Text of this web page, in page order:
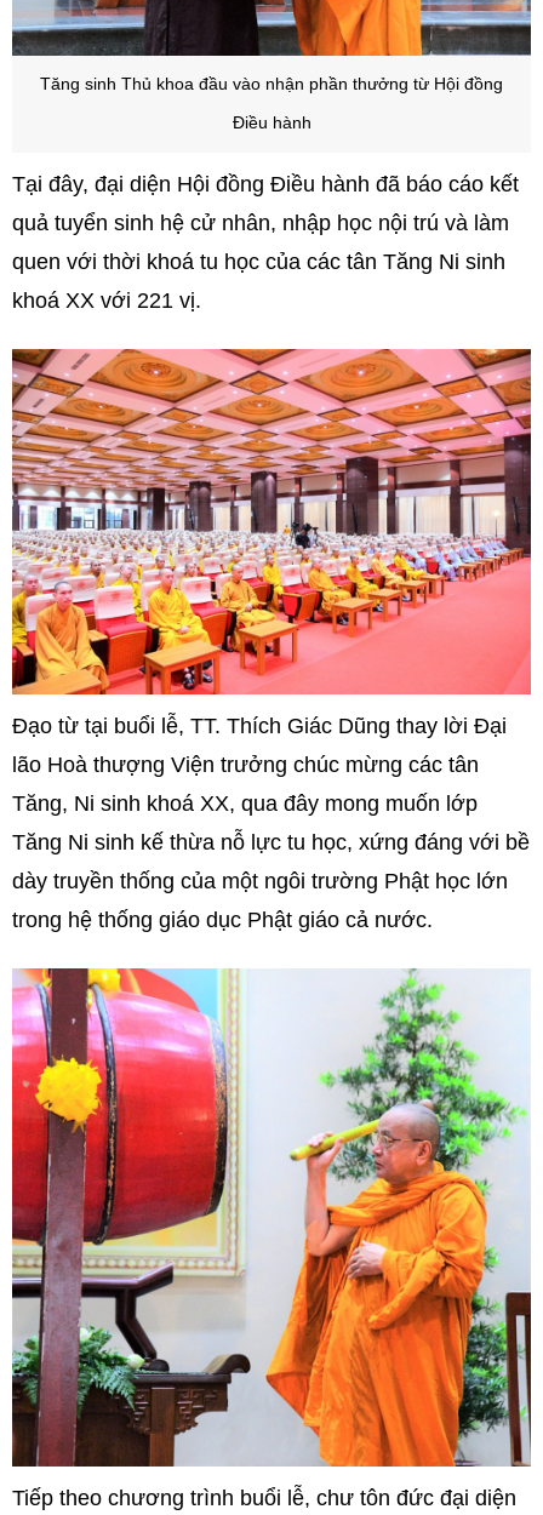
Tăng sinh Thủ khoa đầu vào nhận phần thưởng từ Hội đồng
Điều hành
Tại đây, đại diện Hội đồng Điều hành đã báo cáo kết
quả tuyển sinh hệ cử nhân, nhập học nội trú và làm
quen với thời khoá tu học của các tân Tăng Ni sinh
khoá XX với 221 vị.
Đạo từ tại buổi lễ, TT. Thích Giác Dũng thay lời Đại
lão Hoà thượng Viện trưởng chúc mừng các tân
Tăng, Ni sinh khoá XX, qua đây mong muốn lớp
Tăng Ni sinh kế thừa nỗ lực tu học, xứng đáng với bề
dày truyền thống của một ngôi trường Phật học lớn
trong hệ thống giáo dục Phật giáo cả nước.
Tiếp theo chương trình buổi lễ, chư tôn đức đại diện